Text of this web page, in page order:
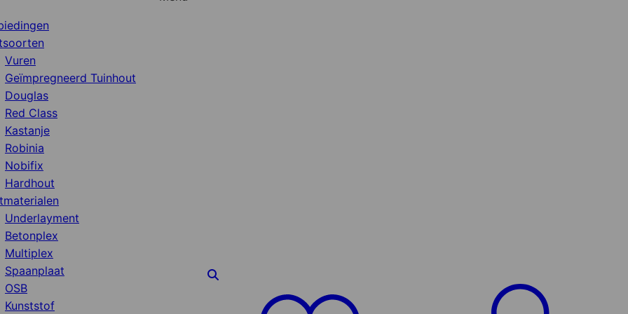
Vuren
Geïmpregneerd Tuinhout
Douglas
Red Class
Kastanje
Robinia
Nobifix
Hardhout
Underlayment
Betonplex
Multiplex
Spaanplaat
OSB
Kunststof